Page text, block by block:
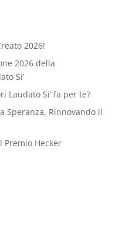
2026!
2026 della
Si’
Laudato Si’ fa per te?
Speranza, Rinnovando il
Premio Hecker